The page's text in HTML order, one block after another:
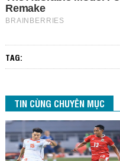
TAG:
TIN CÙNG CHUYÊN MỤC